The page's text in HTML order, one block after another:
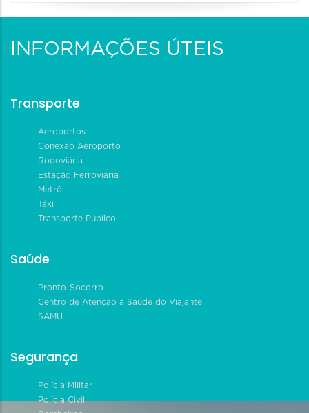
INFORMAÇÕES ÚTEIS
Transporte
Aeroportos
Conexão Aeroporto
Rodoviária
Estação Ferroviária
Metrô
Táxi
Transporte Público
Saúde
Pronto-Socorro
Centro de Atenção à Saúde do Viajante
SAMU
Segurança
Polícia Militar
Polícia Civil